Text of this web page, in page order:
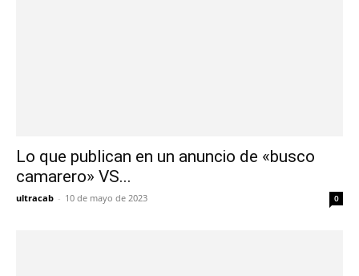
Lo que publican en un anuncio de «busco
camarero» VS...
ultracab - 10 de mayo de 2023 0